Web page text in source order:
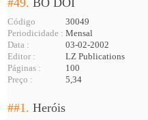
Código
30049
Periodicidade : Mensal
Data :
03-02-2002
Editor :
LZ Publications
Páginas :
100
Preço :
5,34
##1.Heróis